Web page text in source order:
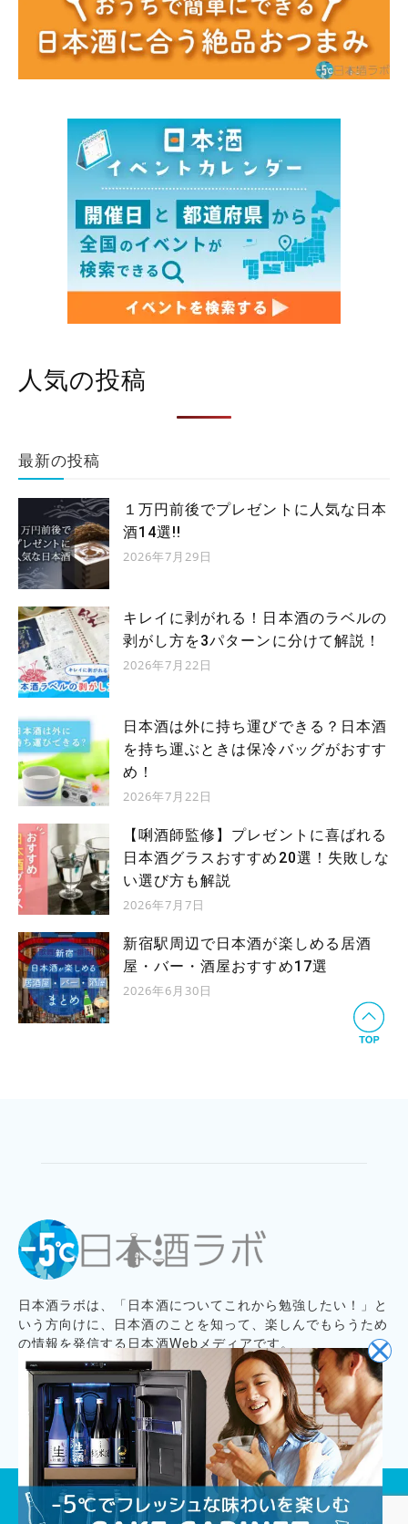
人気の投稿
最新の投稿
１万円前後でプレゼントに人気な日本
酒14選!!
2026年7月29日
キレイに剥がれる！日本酒のラベルの
剥がし方を3パターンに分けて解説！
2026年7月22日
日本酒は外に持ち運びできる？日本酒
を持ち運ぶときは保冷バッグがおすす
め！
2026年7月22日
【唎酒師監修】プレゼントに喜ばれる
日本酒グラスおすすめ20選！失敗しな
い選び方も解説
2026年7月7日
新宿駅周辺で日本酒が楽しめる居酒
屋・バー・酒屋おすすめ17選
2026年6月30日
日本酒ラボは、「日本酒についてこれから勉強したい！」と
いう方向けに、日本酒のことを知って、楽しんでもらうため
の情報を発信する日本酒Webメディアです。
プライバシーポリシー
記事コンテンツ制作ポリシー
お問い合わせ
会社概要 プレスリリース募集